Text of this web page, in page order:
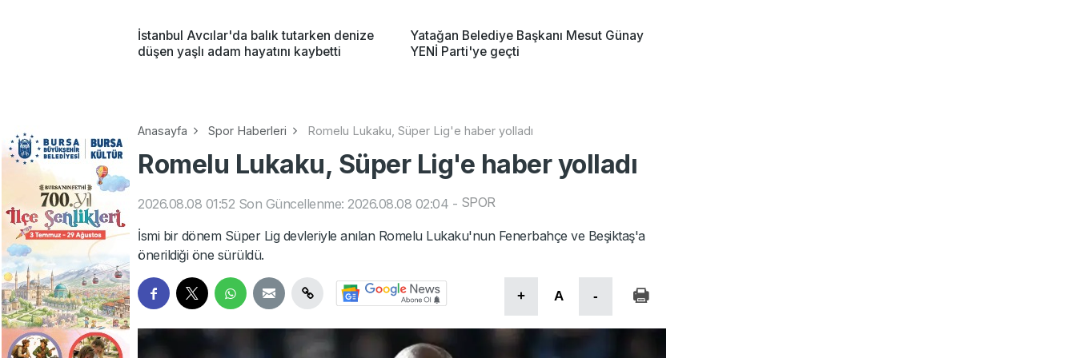
İstanbul Avcılar'da balık tutarken denize
düşen yaşlı adam hayatını kaybetti
Yatağan Belediye Başkanı Mesut Günay
YENİ Parti'ye geçti
Anasayfa Spor Haberleri Romelu Lukaku, Süper Lig'e haber yolladı
Romelu Lukaku, Süper Lig'e haber yolladı
2026.08.08 01:52 Son Güncellenme: 2026.08.08 02:04 - SPOR
İsmi bir dönem Süper Lig devleriyle anılan Romelu Lukaku'nun Fenerbahçe ve Beşiktaş'a
önerildiği öne sürüldü.
+ A -